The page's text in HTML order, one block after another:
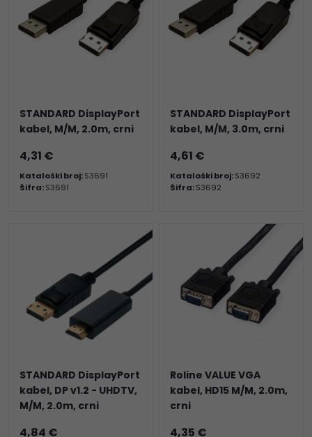
STANDARD DisplayPort
kabel, M/M, 2.0m, crni
4,31 €
Kataloški broj:S3691
Šifra:S3691
STANDARD DisplayPort
kabel, M/M, 3.0m, crni
4,61 €
Kataloški broj:S3692
Šifra:S3692
STANDARD DisplayPort
kabel, DP v1.2 - UHDTV,
M/M, 2.0m, crni
4,84 €
Roline VALUE VGA
kabel, HD15 M/M, 2.0m,
crni
4,35 €